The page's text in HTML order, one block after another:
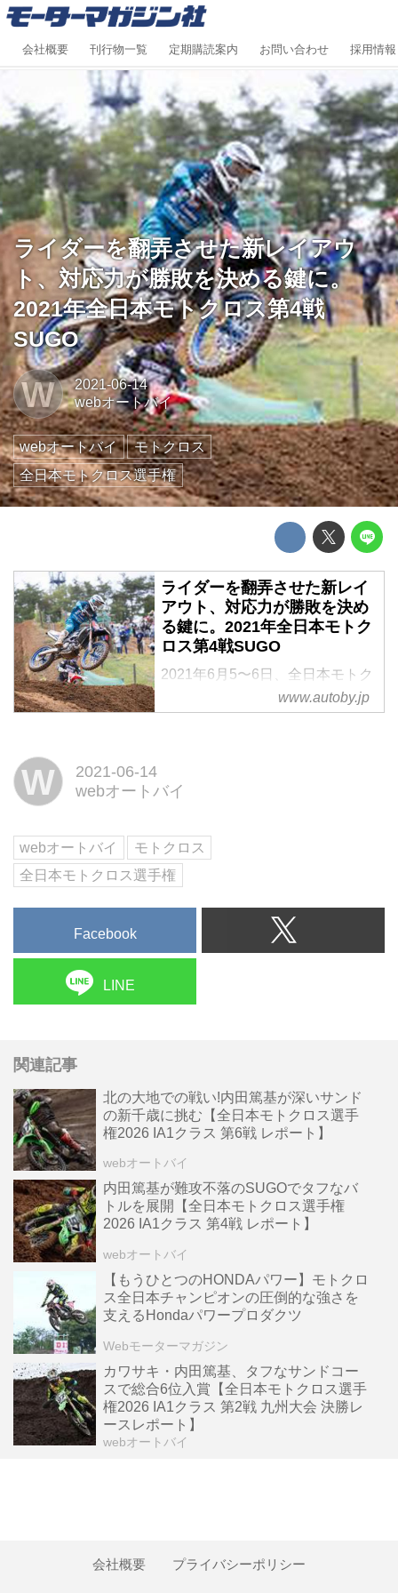
会社概要 刊行物一覧 定期購読案内 お問い合わせ 採用情報
ライダーを翻弄させた新レイアウ
ト、対応力が勝敗を決める鍵に。
2021年全日本モトクロス第4戦
SUGO
W
2021-06-14
webオートバイ
webオートバイ
モトクロス
全日本モトクロス選手権
ライダーを翻弄させた新レイ
アウト、対応力が勝敗を決め
る鍵に。2021年全日本モトク
ロス第4戦SUGO
2021年6月5〜6日、全日本モトク
ロス選手権第4戦がスポーツラン
ドSUGOで開催された。3ヒート
くさんの内容であった。さらに、
ダーも事前テスト...
www.autoby.jp
W
2021-06-14
webオートバイ
webオートバイ
モトクロス
全日本モトクロス選手権
Facebook
LINE
関連記事
北の大地での戦い!内田篤基が深いサンド
の新千歳に挑む【全日本モトクロス選手
権2026 IA1クラス 第6戦 レポート】
webオートバイ
内田篤基が難攻不落のSUGOでタフなバ
トルを展開【全日本モトクロス選手権
2026 IA1クラス 第4戦 レポート】
webオートバイ
【もうひとつのHONDAパワー】モトクロ
ス全日本チャンピオンの圧倒的な強さを
支えるHondaパワープロダクツ
Webモーターマガジン
カワサキ・内田篤基、タフなサンドコー
スで総合6位入賞【全日本モトクロス選手
権2026 IA1クラス 第2戦 九州大会 決勝レ
ースレポート】
webオートバイ
会社概要 プライバシーポリシー